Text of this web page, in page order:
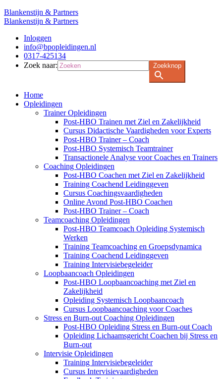
Blankenstijn & Partners
Blankenstijn & Partners
Inloggen
info@bpopleidingen.nl
0317-425134
Zoek naar:
Zoekknop
Home
Opleidingen
Trainer Opleidingen
Post-HBO Trainen met Ziel en Zakelijkheid
Cursus Didactische Vaardigheden voor Experts
Post-HBO Trainer – Coach
Post-HBO Systemisch Teamtrainer
Transactionele Analyse voor Coaches en Trainers
Coaching Opleidingen
Post-HBO Coachen met Ziel en Zakelijkheid
Training Coachend Leidinggeven
Cursus Coachingsvaardigheden
Online Avond Post-HBO Coachen
Post-HBO Trainer – Coach
Teamcoaching Opleidingen
Post-HBO Teamcoach Opleiding Systemisch
Werken
Training Teamcoaching en Groepsdynamica
Training Coachend Leidinggeven
Training Intervisiebegeleider
Loopbaancoach Opleidingen
Post-HBO Loopbaancoaching met Ziel en
Zakelijkheid
Opleiding Systemisch Loopbaancoach
Cursus Loopbaancoaching voor Coaches
Stress en Burn-out Coaching Opleidingen
Post-HBO Opleiding Stress en Burn-out Coach
Opleiding Lichaamsgericht Coachen bij Stress en
Burn-out
Intervisie Opleidingen
Training Intervisiebegeleider
Cursus Intervisievaardigheden